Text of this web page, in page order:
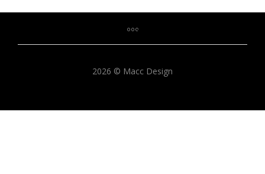
2026 © Macc Design